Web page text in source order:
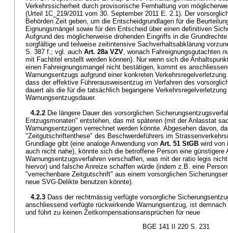
Verkehrssicherheit durch provisorische Fernhaltung von
(Urteil 1C_219/2011 vom 30. September 2011 E. 2.1). Der
Behörden Zeit geben, um die Entscheidgrundlagen für die
Eignungsmängel sowie für den Entscheid über einen definitiven
Aufgrund des möglicherweise drohenden Eingriffs in die
sorgfältige und teilweise zeitintensive Sachverhaltsabklärung
S. 387 f.; vgl. auch Art. 28a VZV, wonach Fahreignungsgutachten
mit Fachtitel erstellt werden können). Nur wenn sich die
einen Fahreignungsmangel nicht bestätigen, kommt es
Warnungsentzugs aufgrund einer konkreten
dass der effektive Führerausweisentzug im Verfahren des
dauert als die für die tatsächlich begangene
Warnungsentzugsdauer.
4.2.2 Die längere Dauer des vorsorglichen
Entzugsmonaten" entstehen, das mit späteren (mit der Anlasstat
Warnungsentzügen verrechnet werden könnte. Abgesehen davon,
"Zeitgutschriftenthese" des Beschwerdeführers im
Grundlage gibt (eine analoge Anwendung von Art. 51 StGB wird von
auch nicht nahe), könnte sich die betroffene Person eine günstigere
Warnungsentzugsverfahren verschaffen, was mit der ratio legis
hiervor) und falsche Anreize schaffen würde (indem z.B. eine
"verrechenbare Zeitgutschrift" aus einem vorsorglichen
neue SVG-Delikte benutzen könnte).
4.2.3 Dass der rechtmässig verfügte vorsorgliche
anschliessend verfügte rückwirkende Warnungsentzug, ist
und führt zu keinen Zeitkompensationsansprüchen für neue
BGE 141 II 220 S. 231